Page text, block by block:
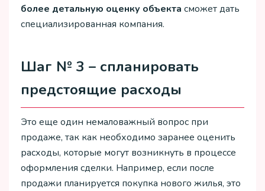
более детальную оценку объекта сможет дать
специализированная компания.
Шаг № 3 – спланировать
предстоящие расходы
Это еще один немаловажный вопрос при
продаже, так как необходимо заранее оценить
расходы, которые могут возникнуть в процессе
оформления сделки. Например, если после
продажи планируется покупка нового жилья, это